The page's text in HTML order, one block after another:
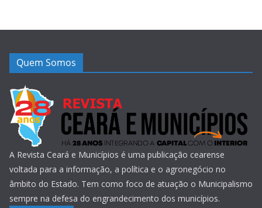
Quem Somos
A Revista Ceará e Municípios é uma publicação cearense
voltada para a informação, a política e o agronegócio no
âmbito do Estado. Tem como foco de atuação o Municipalismo
sempre na defesa do engrandecimento dos municípios.